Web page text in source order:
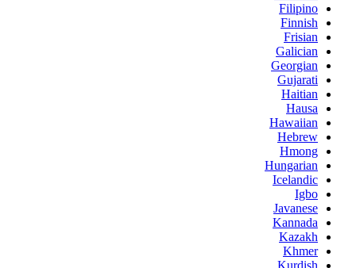
Filipino
Finnish
Frisian
Galician
Georgian
Gujarati
Haitian
Hausa
Hawaiian
Hebrew
Hmong
Hungarian
Icelandic
Igbo
Javanese
Kannada
Kazakh
Khmer
Kurdish